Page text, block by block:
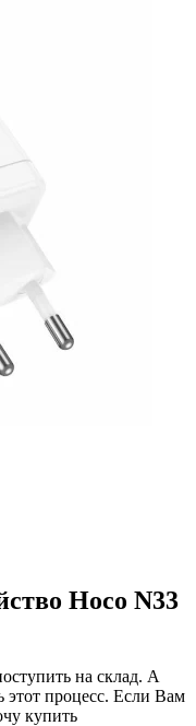
Hoco N33
на склад. А
процесс. Если Вам
купить